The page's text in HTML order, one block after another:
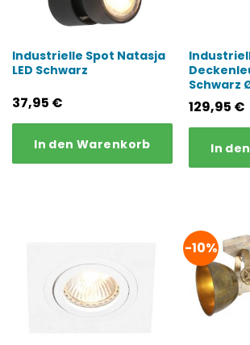
Industrielle Spot Natasja
LED Schwarz
37,95 €
In den Warenkorb
Schwarz
129,95 €
In
-10%